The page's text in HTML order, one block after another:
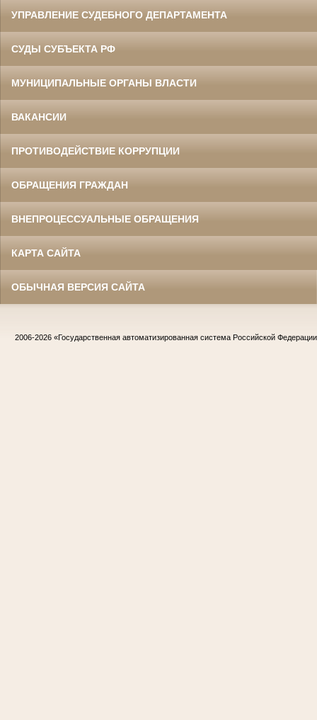
УПРАВЛЕНИЕ СУДЕБНОГО ДЕПАРТАМЕНТА
СУДЫ СУБЪЕКТА РФ
МУНИЦИПАЛЬНЫЕ ОРГАНЫ ВЛАСТИ
ВАКАНСИИ
ПРОТИВОДЕЙСТВИЕ КОРРУПЦИИ
ОБРАЩЕНИЯ ГРАЖДАН
ВНЕПРОЦЕССУАЛЬНЫЕ ОБРАЩЕНИЯ
КАРТА САЙТА
ОБЫЧНАЯ ВЕРСИЯ САЙТА
2006-2026 «Государственная автоматизированная система Российской